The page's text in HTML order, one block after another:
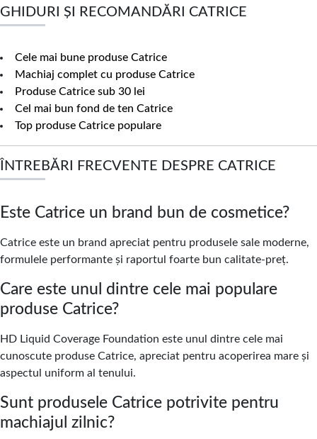
GHIDURI ȘI RECOMANDĂRI CATRICE
Cele mai bune produse Catrice
Machiaj complet cu produse Catrice
Produse Catrice sub 30 lei
Cel mai bun fond de ten Catrice
Top produse Catrice populare
ÎNTREBĂRI FRECVENTE DESPRE CATRICE
Este Catrice un brand bun de cosmetice?
Catrice este un brand apreciat pentru produsele sale moderne,
formulele performante și raportul foarte bun calitate-preț.
Care este unul dintre cele mai populare
produse Catrice?
HD Liquid Coverage Foundation este unul dintre cele mai
cunoscute produse Catrice, apreciat pentru acoperirea mare și
aspectul uniform al tenului.
Sunt produsele Catrice potrivite pentru
machiajul zilnic?